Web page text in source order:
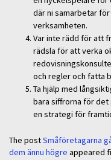
där ni samarbetar
verksamheten.
Var inte rädd för att
rädsla för att verka
och regler och fatta
Ta hjälp med
bara siffrorna för det
en strategi för
The postSmåföretagarna
dem ännu högre appeared